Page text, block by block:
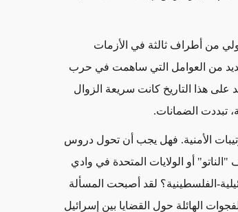
من أطراف ثالثة في الأزمات
من العوامل التي ساهمت في حرب
قبل عقد على هذا التاريخ كانت سريعة الزوال
تبددت الضمانات.
الأمنية. فهل يجب أن تحول دروس
حلف "الناتو" أو الولايات المتحدة في وادي
الفلسطينية؟ لقد أصبحت المسألة
الهائلة حول القضايا بين إسرائيل